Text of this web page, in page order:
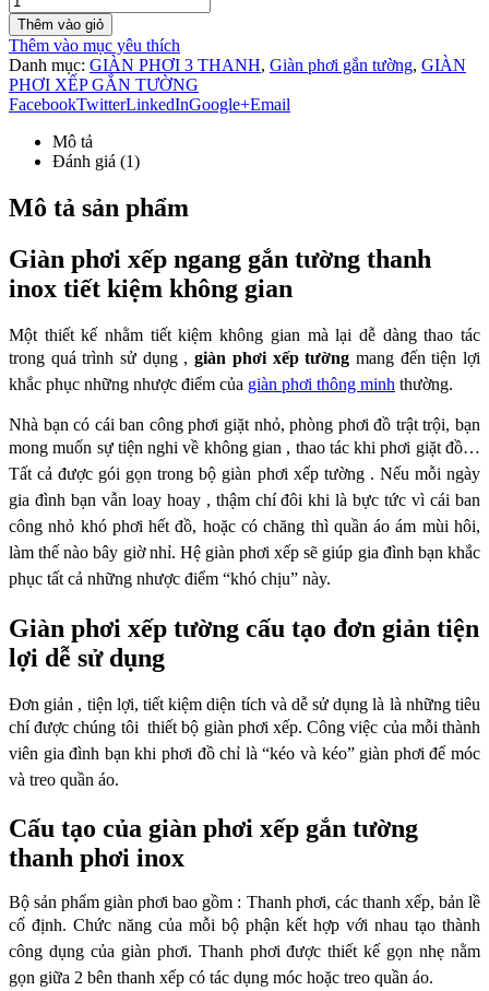
Thêm vào giỏ
Thêm vào mục yêu thích
Danh mục: GIÀN PHƠI 3 THANH, Giàn phơi gắn tường, GIÀN
PHƠI XẾP GẮN TƯỜNG
FacebookTwitterLinkedInGoogle+Email
Mô tả
Đánh giá (1)
Mô tả sản phẩm
Giàn phơi xếp ngang gắn tường thanh
inox tiết kiệm không gian
Một thiết kế nhằm tiết kiệm không gian mà lại dễ dàng thao tác
trong quá trình sử dụng ,giàn phơi xếp tường mang đến tiện lợi
khắc phục những nhược điểm của giàn phơi thông minh thường.
Nhà bạn có cái ban công phơi giặt nhỏ, phòng phơi đồ trật trội, bạn
mong muốn sự tiệnnghi về không gian , thao tác khi phơi giặt đồ…
Tất cả được gói gọn trong bộ giàn phơi xếp tường . Nếu mỗi ngày
gia đình bạn vẫn loay hoay , thậm chí đôi khi là bực tức vì cái ban
công nhỏ khó phơi hết đồ, hoặc có chăng thì quần áo ám mùi hôi,
làm thế nào bây giờ nhỉ. Hệ giàn phơi xếp sẽ giúp gia đình bạn khắc
phục tất cả những nhược điểm “khó chịu” này.
Giàn phơi xếp tường cấu tạo đơn giản tiện
lợi dễ sử dụng
Đơn giản , tiện lợi, tiết kiệm diện tích và dễ sử dụng là là những tiêu
chí được chúng tôithiết bộ giàn phơi xếp. Công việc của mỗi thành
viên gia đình bạn khi phơi đồ chỉ là “kéo và kéo” giàn phơi để móc
và treo quần áo.
Cấu tạo của giàn phơi xếp gắn tường
thanh phơi inox
Bộ sản phẩm giàn phơi bao gồm : Thanh phơi, các thanh xếp, bản lề
cố định. Chức năng của mỗi bộ phận kết hợp với nhau tạo thành
công dụng của giàn phơi. Thanh phơi được thiết kế gọn nhẹ nằm
gọn giữa 2 bên thanh xếp có tác dụng móc hoặc treo quần áo.